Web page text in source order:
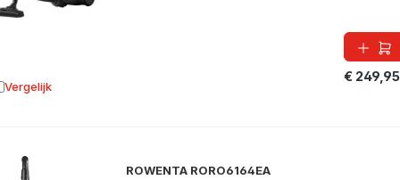
€ 249,95
Vergelijk aan vergelijking
ROWENTA RORO6164EA